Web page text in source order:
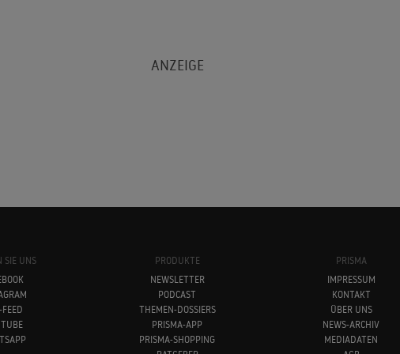
SIE UNS
FEED
PRODUKTE
NEWSLETTER
PODCAST
THEMEN-DOSSIERS
PRISMA-APP
PRISMA-SHOPPING
PRISMA
IMPRESSUM
KONTAKT
ÜBER UNS
NEWS-ARCHIV
MEDIADATEN